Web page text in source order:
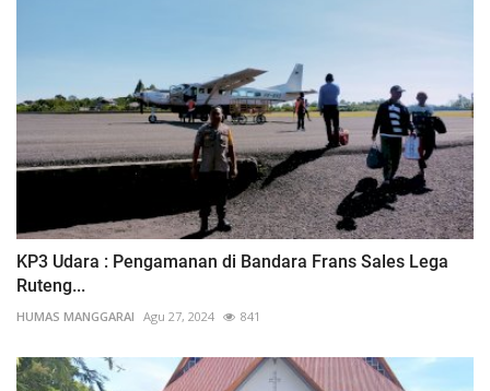
KP3 Udara : Pengamanan di Bandara Frans Sales Lega
Ruteng...
HUMAS MANGGARAI Agu 27, 2024 841